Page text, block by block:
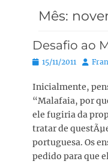
Mês:
Desafio ao
Posted
15/11/2011 Autor:
Inicialmente,
“Malafaia, por
ele fugiria da
tratar de
portuguesa. Os
pedido para que